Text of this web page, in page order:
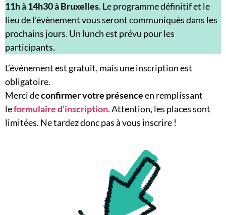
11h à 14h30 à Bruxelles. Le programme définitif et le
lieu de l’évènement vous seront communiqués dans les
prochains jours. Un lunch est prévu pour les
participants.
L’événement est gratuit, mais une inscription est
obligatoire.
Merci deconfirmer votre présenceen remplissant
leformulaire d’inscription. Attention, les places sont
limitées. Ne tardez donc pas à vous inscrire !